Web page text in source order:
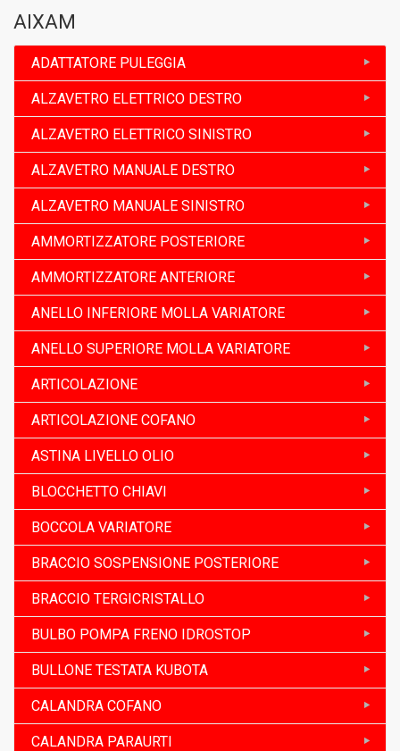
AIXAM
ADATTATORE PULEGGIA
ALZAVETRO ELETTRICO DESTRO
ALZAVETRO ELETTRICO SINISTRO
ALZAVETRO MANUALE DESTRO
ALZAVETRO MANUALE SINISTRO
AMMORTIZZATORE POSTERIORE
AMMORTIZZATORE ANTERIORE
ANELLO INFERIORE MOLLA VARIATORE
ANELLO SUPERIORE MOLLA VARIATORE
ARTICOLAZIONE
ARTICOLAZIONE COFANO
ASTINA LIVELLO OLIO
BLOCCHETTO CHIAVI
BOCCOLA VARIATORE
BRACCIO SOSPENSIONE POSTERIORE
BRACCIO TERGICRISTALLO
BULBO POMPA FRENO IDROSTOP
BULLONE TESTATA KUBOTA
CALANDRA COFANO
CALANDRA PARAURTI